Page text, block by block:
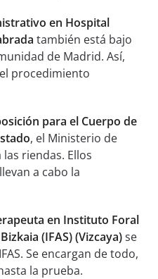
en Hospital
también está bajo
de Madrid. Así,
procedimiento
para el Cuerpo de
, el Ministerio de
riendas. Ellos
a cabo la
en Instituto Foral
(IFAS) (Vizcaya)se
Se encargan de todo,
la prueba.